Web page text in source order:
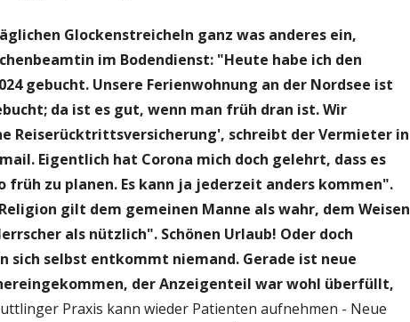
Glockenstreicheln ganz was anderes ein,
im Bodendienst: "Heute habe ich den
gebucht. Unsere Ferienwohnung an der Nordsee ist
da ist es gut, wenn man früh dran ist. Wir
Reiserücktrittsversicherung', schreibt der Vermieter in
Eigentlich hat Corona mich doch gelehrt, dass es
früh zu planen. Es kann ja jederzeit anders kommen".
gilt dem gemeinen Manne als wahr, dem Weisen
als nützlich". Schönen Urlaub! Oder doch
sich selbst entkommt niemand. Gerade ist neue
der Anzeigenteil war wohl überfüllt,
Praxis kann wieder Patienten aufnehmen - Neue